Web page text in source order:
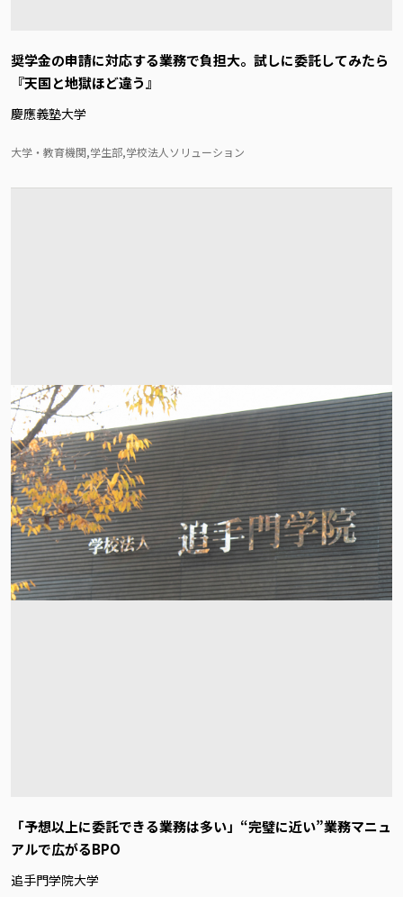
奨学金の申請に対応する業務で負担大。試しに委託してみたら
『天国と地獄ほど違う』
慶應義塾大学
大学・教育機関,学生部,学校法人ソリューション
「予想以上に委託できる業務は多い」“完璧に近い”業務マニュ
アルで広がるBPO
追手門学院大学